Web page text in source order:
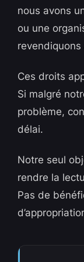
nous avons
ou une
Ces droits
Si malgré
problème,
délai.
Notre seul
rendre la
Pas de